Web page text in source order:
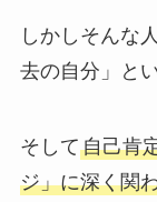
しかしそんな
去の自分」と
そして自己肯
ジ」に深く関